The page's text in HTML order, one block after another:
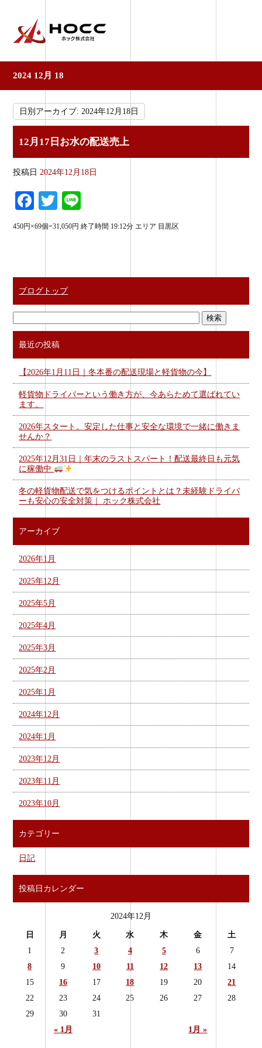
2024 12月 18
日別アーカイブ:2024年12月18日
12月17日お水の配送売上
投稿日 2024年12月18日
Fa
ce
T
wi ne
450円×69個=31,050円 終了時間 19:12分 エリア 目黒区
ブログトップ
最近の投稿
【2026年1月11日｜冬本番の配送現場と軽貨物の今】
軽貨物ドライバーという働き方が、今あらためて選ばれてい
ます。
2026年スタート。安定した仕事と安全な環境で一緒に働きま
せんか？
2025年12月31日｜年末のラストスパート！配送最終日も元気
に稼働中
冬の軽貨物配送で気をつけるポイントとは？未経験ドライバ
ーも安心の安全対策｜ ホック株式会社
アーカイブ
2026年1月
2025年12月
2025年5月
2025年4月
2025年3月
2025年2月
2025年1月
2024年12月
2024年1月
2023年12月
2023年11月
2023年10月
カテゴリー
日記
投稿日カレンダー
2024年12月
日 月 火 水 木 金 土
« 1月 1月 »
1 2 3 4 5 6
7
8
9 10 11 12 13
14
15
16 17 18 19 20
21
22
23 24 25 26 27
28
29
30 31